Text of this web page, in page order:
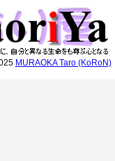
MURAOKA Taro (KoRoN)